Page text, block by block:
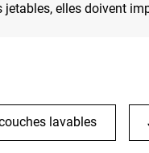
jetables, elles doivent
lavables